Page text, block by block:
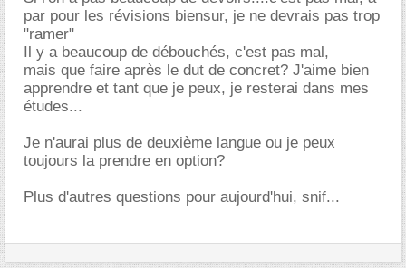
par pour les révisions biensur, je ne devrais pas trop
"ramer"
Il y a beaucoup de débouchés, c'est pas mal,
mais que faire après le dut de concret? J'aime bien
apprendre et tant que je peux, je resterai dans mes
études...
Je n'aurai plus de deuxième langue ou je peux
toujours la prendre en option?
Plus d'autres questions pour aujourd'hui, snif...